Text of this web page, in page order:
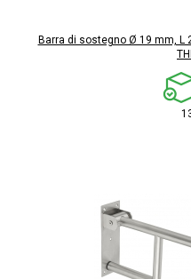
Barra di sostegno Ø 19 mm,